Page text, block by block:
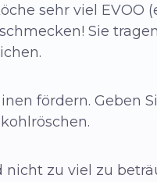
sehr viel EVOO
Sie
fördern. Geben
zu viel zu